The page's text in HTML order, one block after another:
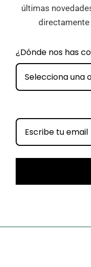
últimas
directamente
¿Dónde nos has
Selecciona una